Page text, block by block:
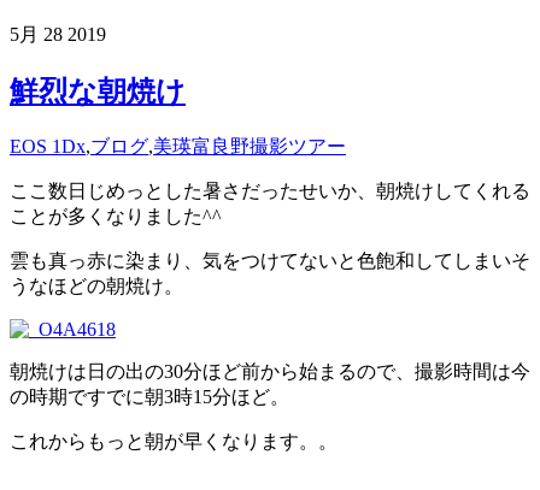
5月 28 2019
鮮烈な朝焼け
EOS 1Dx,ブログ,美瑛富良野撮影ツアー
ここ数日じめっとした暑さだったせいか、朝焼けしてくれる
ことが多くなりました^^
雲も真っ赤に染まり、気をつけてないと色飽和してしまいそ
うなほどの朝焼け。
朝焼けは日の出の30分ほど前から始まるので、撮影時間は今
の時期ですでに朝3時15分ほど。
これからもっと朝が早くなります。。